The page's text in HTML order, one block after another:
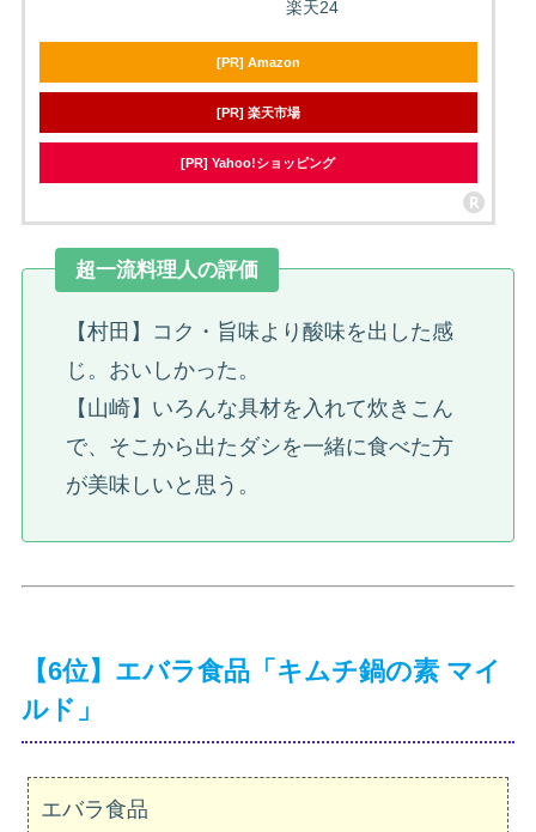
楽天24
[PR] Amazon
[PR] 楽天市場
[PR] Yahoo!ショッピング
超一流料理人の評価
【村田】コク・旨味より酸味を出した感
じ。おいしかった。
【山崎】いろんな具材を入れて炊きこん
で、そこから出たダシを一緒に食べた方
が美味しいと思う。
【6位】エバラ食品「キムチ鍋の素 マイ
ルド」
エバラ食品